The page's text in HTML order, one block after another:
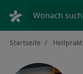
Wonach
Startseite